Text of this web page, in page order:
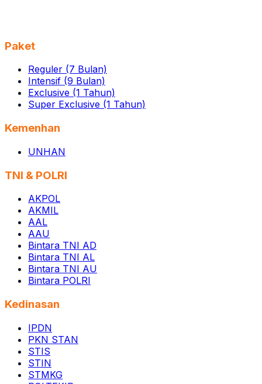
Paket
Reguler (7 Bulan)
Intensif (9 Bulan)
Exclusive (1 Tahun)
Super Exclusive (1 Tahun)
Kemenhan
UNHAN
TNI & POLRI
AKPOL
AKMIL
AAL
AAU
Bintara TNI AD
Bintara TNI AL
Bintara TNI AU
Bintara POLRI
Kedinasan
IPDN
PKN STAN
STIS
STIN
STMKG